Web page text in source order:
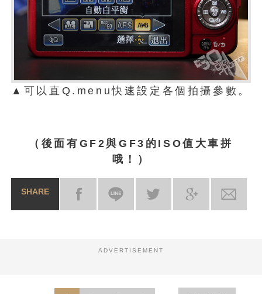
▲可以直Q.menu快速設定各個拍攝參數。
（後面有GF2與GF3的ISO值大車拼
哦！）
SHARE
ADVERTISEMENT